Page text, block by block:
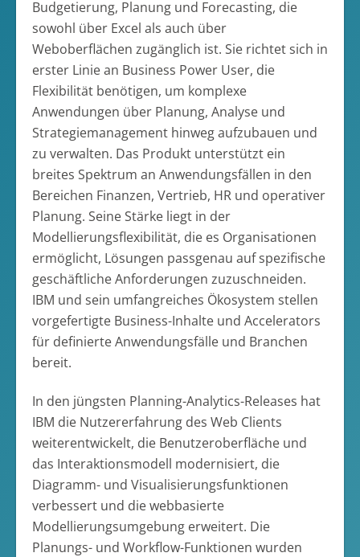
Budgetierung, Planung und Forecasting, die
sowohl über Excel als auch über
Weboberflächen zugänglich ist. Sie richtet sich in
erster Linie an Business Power User, die
Flexibilität benötigen, um komplexe
Anwendungen über Planung, Analyse und
Strategiemanagement hinweg aufzubauen und
zu verwalten. Das Produkt unterstützt ein
breites Spektrum an Anwendungsfällen in den
Bereichen Finanzen, Vertrieb, HR und operativer
Planung. Seine Stärke liegt in der
Modellierungsflexibilität, die es Organisationen
ermöglicht, Lösungen passgenau auf spezifische
geschäftliche Anforderungen zuzuschneiden.
IBM und sein umfangreiches Ökosystem stellen
vorgefertigte Business-Inhalte und Accelerators
für definierte Anwendungsfälle und Branchen
bereit.
In den jüngsten Planning-Analytics-Releases hat
IBM die Nutzererfahrung des Web Clients
weiterentwickelt, die Benutzeroberfläche und
das Interaktionsmodell modernisiert, die
Diagramm- und Visualisierungsfunktionen
verbessert und die webbasierte
Modellierungsumgebung erweitert. Die
Planungs- und Workflow-Funktionen wurden